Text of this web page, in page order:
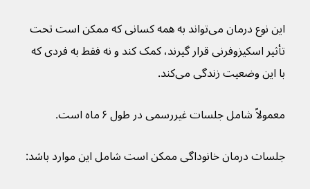
این نوع درمان می‌تواند به همه کسانی که ممکن است تحت
تأثیر اسکیزوفرنی قرار گیرند، کمک کند و نه فقط به فردی که
با این وضعیت زندگی می‌کند.
معمولاً شامل جلسات غیررسمی در طول ۶ ماه است.
جلسات درمان خانوداگی ممکن است شامل این موارد باشد: